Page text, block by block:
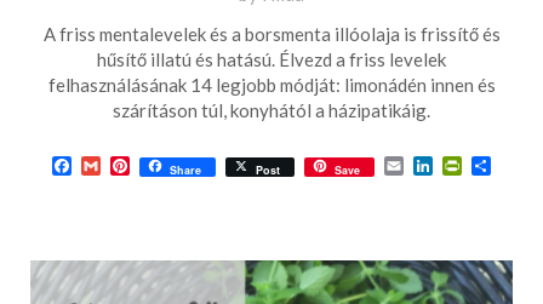
on
2022-
07-
13
A friss mentalevelek és a borsmenta illóolaja is frissítő és
hűsítő illatú és hatású. Élvezd a friss levelek
felhasználásának 14 legjobb módját: limonádén innen és
szárításon túl, konyhától a házipatikáig.
Facebook
GmailPinterest
Share Post Save EmailLinkedIn